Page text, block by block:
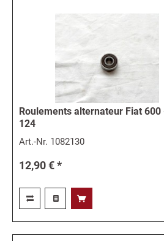
Roulements alternateur Fiat 600
124
Art.-Nr. 1082130
12,90 € *